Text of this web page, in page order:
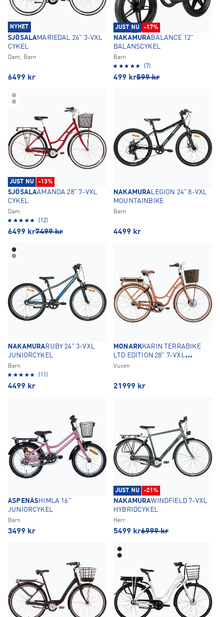
NYHET
SJÖSALAMARIEDAL 26" 3-VXL
CYKEL
Dam, Barn
6499 kr
JUST NU -17%
NAKAMURABALANCE 12"
BALANSCYKEL
Barn
(7)
499 kr599 kr
JUST NU -13%
SJÖSALAAMANDA 28" 7-VXL
CYKEL
Dam
(12)
6499 kr7499 kr
NAKAMURALEGION 24" 8-VXL
MOUNTAINBIKE
Barn
4499 kr
NAKAMURARUBY 24" 3-VXL
JUNIORCYKEL
Barn
(11)
4499 kr
MONARKKARIN TERRABIKE
LTD EDITION 28" 7-VXL
ELCYKEL
Vuxen
21999 kr
ASPENÄSHIMLA 16"
JUNIORCYKEL
Barn
3499 kr
JUST NU -21%
NAKAMURAWINDFIELD 7-VXL
HYBRIDCYKEL
Herr
5499 kr6999 kr